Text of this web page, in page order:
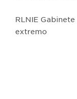
RLNIE
extremo